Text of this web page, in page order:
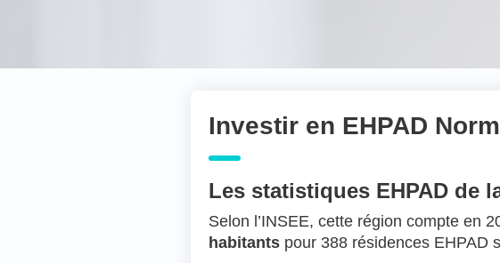
Investir en EHPAD
Les statistiques EHPAD de
Selon l’INSEE, cette région compte en
habitantspour 388 résidences EHPAD